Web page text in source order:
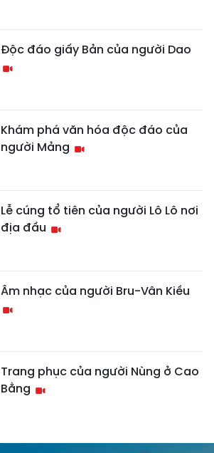
Độc đáo giấy Bản của người Dao
Khám phá văn hóa độc đáo của
người Mảng
Lễ cúng tổ tiên của người Lô Lô nơi
địa đầu
Âm nhạc của người Bru-Vân Kiều
Trang phục của người Nùng ở Cao
Bằng